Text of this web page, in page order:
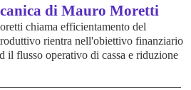
di Mauro Moretti
chiama efficientamento del
rientra nell'obiettivo finanziario
il flusso operativo di cassa e riduzione